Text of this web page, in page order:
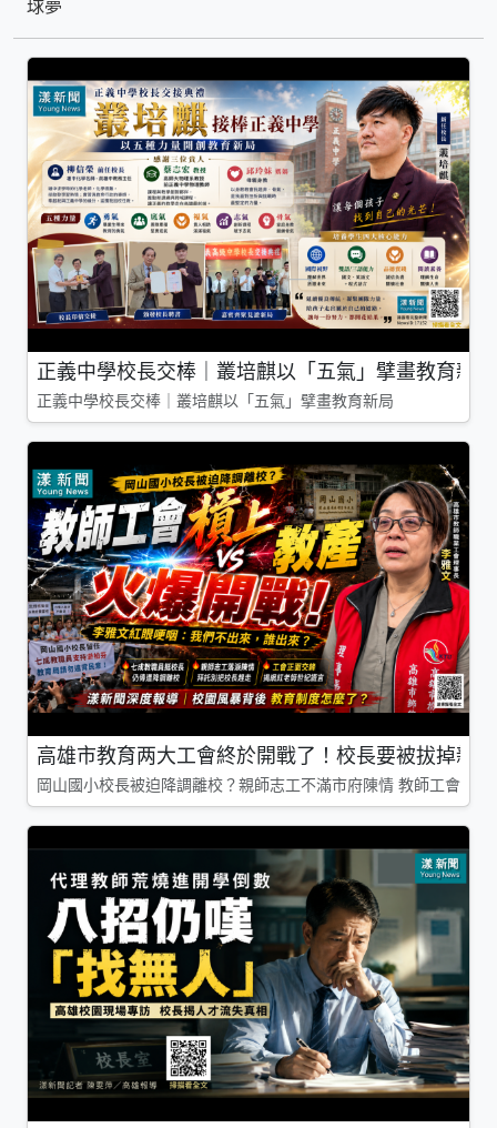
球夢
正義中學校長交棒｜叢培麒以「五氣」擘畫教育新局
正義中學校長交棒｜叢培麒以「五氣」擘畫教育新局
高雄市教育两大工會終於開戰了！校長要被拔掉親
岡山國小校長被迫降調離校？親師志工不滿市府陳情 教師工會槓